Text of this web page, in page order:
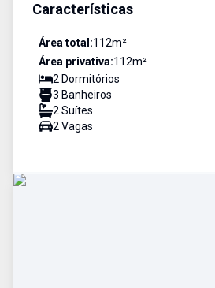
Características
Área total:112m²
Área privativa:112m²
2 Dormitórios
3 Banheiros
2 Suítes
2 Vagas